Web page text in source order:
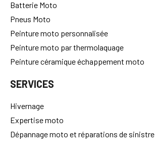
Batterie Moto
Pneus Moto
Peinture moto personnalisée
Peinture moto par thermolaquage
Peinture céramique échappement moto
SERVICES
Hivernage
Expertise moto
Dépannage moto et réparations de sinistre